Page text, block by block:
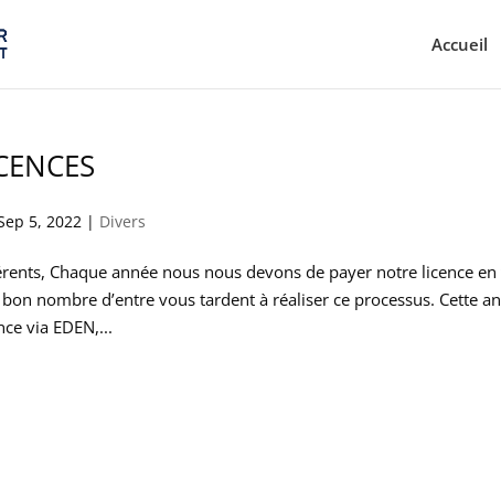
Accueil
5, 2022 | Divers
Chaque année nous nous devons de payer notre licence
nombre d’entre vous tardent à réaliser ce processus. Cette
via EDEN,...